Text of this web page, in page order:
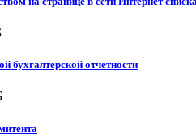
бухгалтерской отчетности